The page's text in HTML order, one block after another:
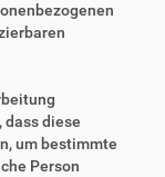
dass diese
um bestimmte
Person